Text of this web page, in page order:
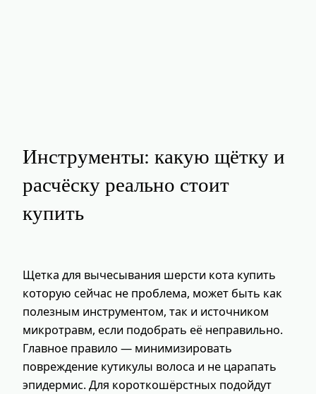
Инструменты: какую щётку и
расчёску реально стоит
купить
Щетка для вычесывания шерсти кота купить
которую сейчас не проблема, может быть как
полезным инструментом, так и источником
микротравм, если подобрать её неправильно.
Главное правило — минимизировать
повреждение кутикулы волоса и не царапать
эпидермис. Для короткошёрстных подойдут